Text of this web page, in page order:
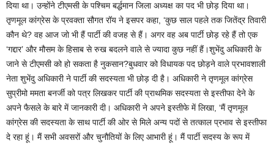
दिया था। उन्होंने टीएमसी के पश्चिम बर्द्धमान जिला अध्यक्ष का पद भी छोड़ दिया था।
तृणमूल कांग्रेस के प्रवक्ता सौगत रॉय ने इसपर कहा, ‘कुछ साल पहले तक जितेंद्र तिवारी
कौन थे? वह आज जो भी हैं पार्टी की वजह से हैं। अगर वह अब पार्टी छोड़ रहे हैं तो एक
‘गद्दार’ और मौसम के हिसाब से रुख बदलने वाले से ज्यादा कुछ नहीं हैं।शुभेंदु अधिकारी के
जाने से टीएमसी को हो सकता है नुकसान?बुधवार को विधायक पद छोड़ने वाले प्रभावशाली
नेता शुभेंदु अधिकारी ने पार्टी की सदस्यता भी छोड़ दी है। अधिकारी ने तृणमूल कांग्रेस
सुप्रीमो ममता बनर्जी को पत्र लिखकर पार्टी की प्राथमिक सदस्यता से इस्तीफा देने के
अपने फैसले के बारे में जानकारी दी। अधिकारी ने अपने इस्तीफे में लिखा, ‘मैं तृणमूल
कांग्रेस की सदस्यता के साथ पार्टी की ओर से मिले अन्य पदों से तत्काल प्रभाव से इस्तीफा
दे रहा हूं। मैं सभी अवसरों और चुनौतियों के लिए आभारी हूं। मैं पार्टी सदस्य के रूप में